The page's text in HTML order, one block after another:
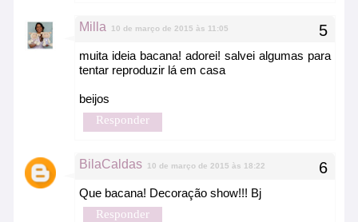
Milla 10 de março de 2015 às 11:05
muita ideia bacana! adorei! salvei algumas para
tentar reproduzir lá em casa
beijos
Responder
BilaCaldas 10 de março de 2015 às 18:22
Que bacana! Decoração show!!! Bj
Responder